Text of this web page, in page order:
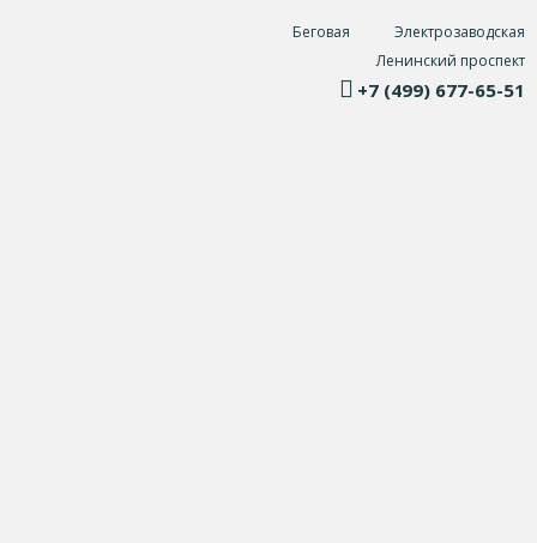
Беговая
Электрозаводская
Ленинский проспект
+7 (499) 677-65-51